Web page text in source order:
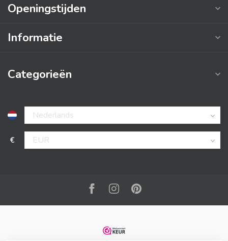
Openingstijden
Informatie
Categorieën
€